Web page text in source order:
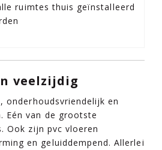
ruimtes thuis geïnstalleerd
veelzijdig
onderhoudsvriendelijk en
Eén van de grootste
Ook zijn pvc vloeren
en geluiddempend. Allerlei